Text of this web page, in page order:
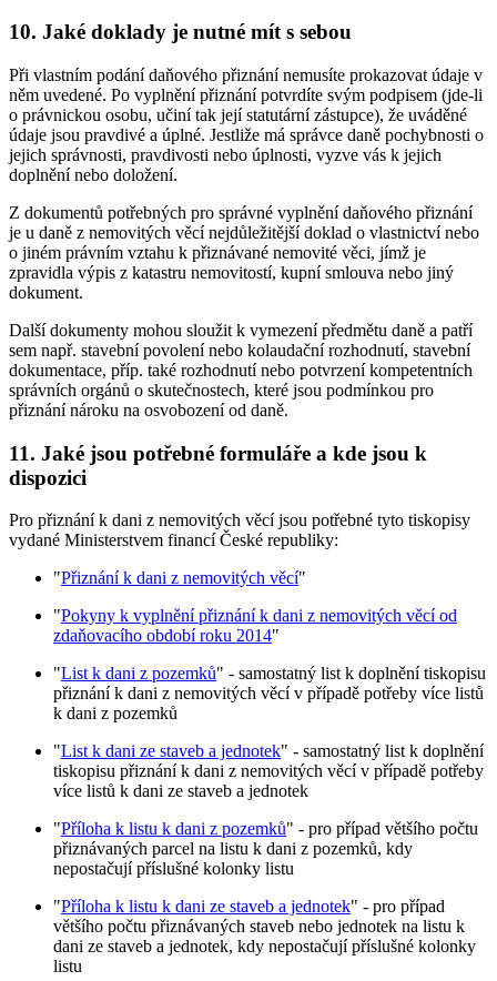
10. Jaké doklady je nutné mít s sebou
Při vlastním podání daňového přiznání nemusíte prokazovat údaje v
něm uvedené. Po vyplnění přiznání potvrdíte svým podpisem (jde-li
o právnickou osobu, učiní tak její statutární zástupce), že uváděné
údaje jsou pravdivé a úplné. Jestliže má správce daně pochybnosti o
jejich správnosti, pravdivosti nebo úplnosti, vyzve vás k jejich
doplnění nebo doložení.
Z dokumentů potřebných pro správné vyplnění daňového přiznání
je u daně z nemovitých věcí nejdůležitější doklad o vlastnictví nebo
o jiném právním vztahu k přiznávané nemovité věci, jímž je
zpravidla výpis z katastru nemovitostí, kupní smlouva nebo jiný
dokument.
Další dokumenty mohou sloužit k vymezení předmětu daně a patří
sem např. stavební povolení nebo kolaudační rozhodnutí, stavební
dokumentace, příp. také rozhodnutí nebo potvrzení kompetentních
správních orgánů o skutečnostech, které jsou podmínkou pro
přiznání nároku na osvobození od daně.
11. Jaké jsou potřebné formuláře a kde jsou k
dispozici
Pro přiznání k dani z nemovitých věcí jsou potřebné tyto tiskopisy
vydané Ministerstvem financí České republiky:
"Přiznání k dani z nemovitých věcí"
"Pokyny k vyplnění přiznání k dani z nemovitých věcí od
zdaňovacího období roku 2014"
"List k dani z pozemků" - samostatný list k doplnění tiskopisu
přiznání k dani z nemovitých věcí v případě potřeby více listů
k dani z pozemků
"List k dani ze staveb a jednotek" - samostatný list k doplnění
tiskopisu přiznání k dani z nemovitých věcí v případě potřeby
více listů k dani ze staveb a jednotek
"Příloha k listu k dani z pozemků" - pro případ většího počtu
přiznávaných parcel na listu k dani z pozemků, kdy
nepostačují příslušné kolonky listu
"Příloha k listu k dani ze staveb a jednotek" - pro případ
většího počtu přiznávaných staveb nebo jednotek na listu k
dani ze staveb a jednotek, kdy nepostačují příslušné kolonky
listu